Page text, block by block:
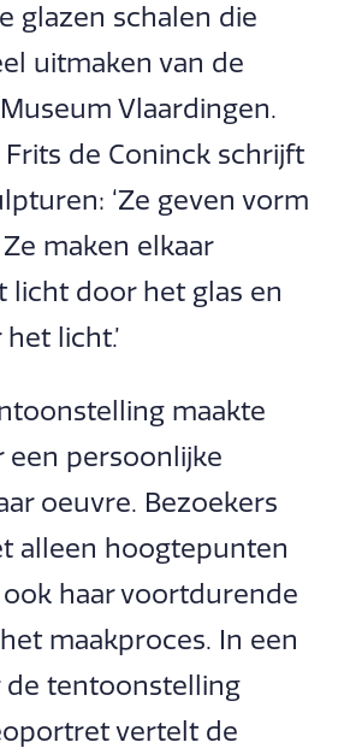
glazen schalen die
uitmaken van de
Vlaardingen.
de Coninck schrijft
‘Ze geven vorm
maken elkaar
licht door het glas en
licht.’
maakte
een persoonlijke
oeuvre. Bezoekers
alleen hoogtepunten
haar voortdurende
maakproces. In een
de tentoonstelling
vertelt de